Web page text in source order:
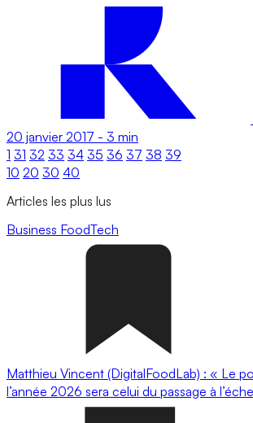
20 janvier 2017 - 3 min
1 31 32 33 34 35 36 37 38 39
10 20 30 40
Articles les plus lus
Business FoodTech
Matthieu Vincent (DigitalFoodLab) : « Le
l’année 2026 sera celui du passage à